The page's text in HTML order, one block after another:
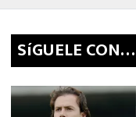
SíGUELE CON…